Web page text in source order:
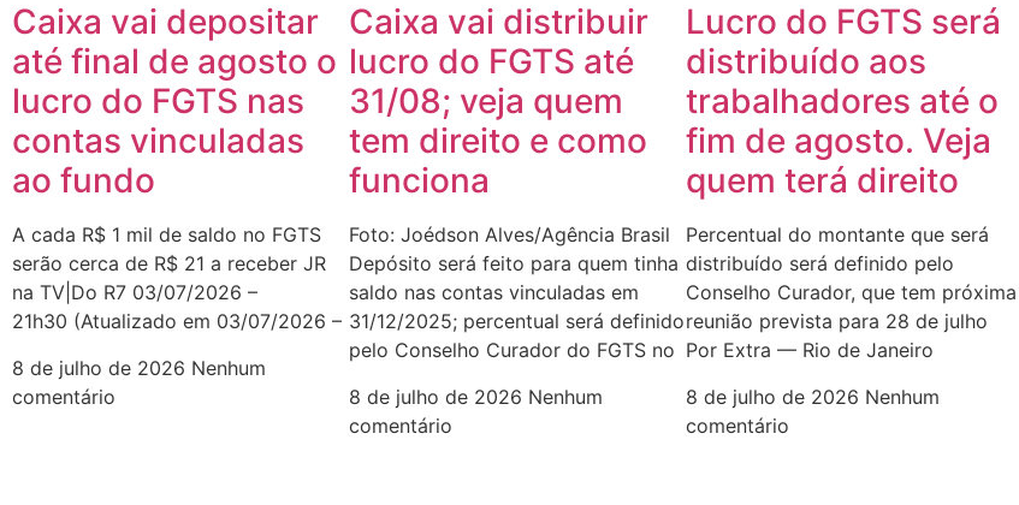
Caixa vai depositar
até final de agosto o
lucro do FGTS nas
contas vinculadas
ao fundo
A cada R$ 1 mil de saldo no FGTS
serão cerca de R$ 21 a receber JR
na TV|Do R7 03/07/2026 –
21h30 (Atualizado em 03/07/2026 –
8 de julho de 2026 Nenhum
comentário
Caixa vai distribuir
lucro do FGTS até
31/08; veja quem
tem direito e como
funciona
Foto: Joédson Alves/Agência Brasil
Depósito será feito para quem tinha
saldo nas contas vinculadas em
31/12/2025; percentual será definido
pelo Conselho Curador do FGTS no
8 de julho de 2026 Nenhum
comentário
Lucro do FGTS será
distribuído aos
trabalhadores até o
fim de agosto. Veja
quem terá direito
Percentual do montante que será
distribuído será definido pelo
Conselho Curador, que tem próxima
reunião prevista para 28 de julho
Por Extra — Rio de Janeiro
8 de julho de 2026 Nenhum
comentário